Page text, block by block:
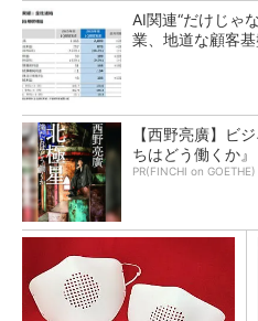
AI関連“だけじゃ
業、地道な顧客
【西野亮廣】ビ
ちはどう働くか』
PR(FINCHI on GOETHE)